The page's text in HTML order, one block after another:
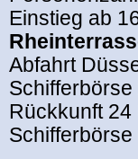
Einstieg ab
Abfahrt
Rückkunft 24
Schifferbörse